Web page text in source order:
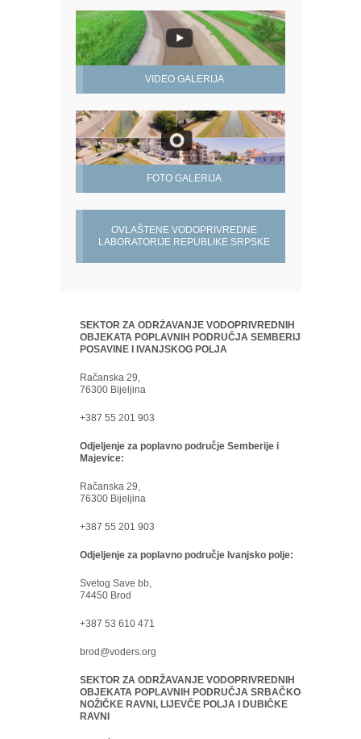
VIDEO GALERIJA
FOTO GALERIJA
OVLAŠTENE VODOPRIVREDNE
LABORATORIJE REPUBLIKE SRPSKE
SEKTOR ZA ODRŽAVANJE VODOPRIVREDNIH
OBJEKATA POPLAVNIH PODRUČJA SEMBERIJE,
POSAVINE I IVANJSKOG POLJA
Račanska 29,
76300 Bijeljina
+387 55 201 903
Odjeljenje za poplavno područje Semberije i
Majevice:
Račanska 29,
76300 Bijeljina
+387 55 201 903
Odjeljenje za poplavno područje Ivanjsko polje:
Svetog Save bb,
74450 Brod
+387 53 610 471
brod@voders.org
SEKTOR ZA ODRŽAVANJE VODOPRIVREDNIH
OBJEKATA POPLAVNIH PODRUČJA SRBAČKO-
NOŽIČKE RAVNI, LIJEVČE POLJA I DUBIČKE
RAVNI